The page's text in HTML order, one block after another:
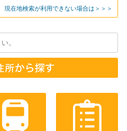
現在地検索が利用できない場合は＞＞＞